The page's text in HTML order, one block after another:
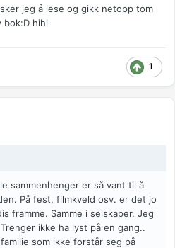
jeg å lese og gikk netopp tom
hihi
1
sammenhenger er så vant til å
På fest, filmkveld osv. er det jo
framme. Samme i selskaper. Jeg
ikke ha lyst på en gang..
som ikke forstår seg på